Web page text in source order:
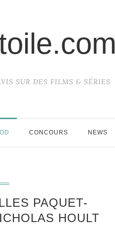
SUR DES FILMS & SÉRIES
CONCOURS NEWS
PAQUET-
HOULT